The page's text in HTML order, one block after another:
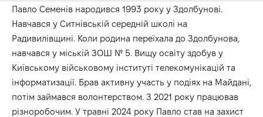
Павло Семенів народився 1993 року у Здолбунові.
Навчався у Ситнівській середній школі на
Радивилівщині. Коли родина переїхала до Здолбунова,
навчався у міській ЗОШ № 5. Вищу освіту здобув у
Київському військовому інституті телекомунікацій та
інформатизації. Брав активну участь у подіях на Майдані,
потім займався волонтерством. З 2021 року працював
різноробочим. У травні 2024 року Павло став на захист